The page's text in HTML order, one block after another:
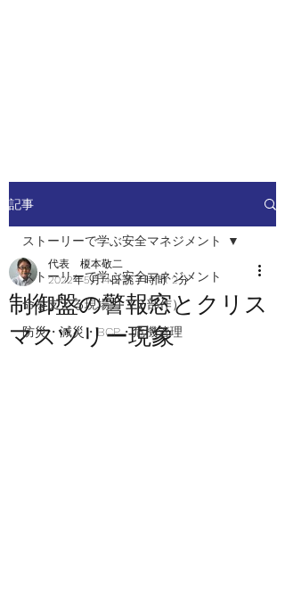
記事
ストーリーで学ぶ安全マネジメント
命を支える現場力（２部作）
防災・減災・BCP・危機管理
ストーリーで学ぶ安全マネジメント
制御盤の警報窓とクリス
マスツリー現象
代表 榎本敬二
2022年5月14日読了時間: 2分